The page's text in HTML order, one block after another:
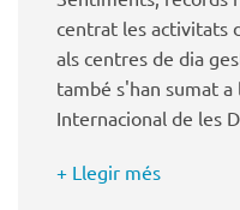
centrat les activitats
als centres de dia
també s'han sumat a
Internacional de les
+ Llegir més